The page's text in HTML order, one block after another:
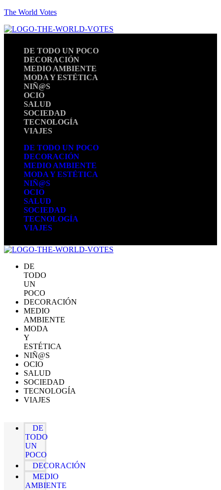
The World Votes
DE TODO UN POCO
DECORACIÓN
MEDIO AMBIENTE
MODA Y ESTÉTICA
NIÑ@S
OCIO
SALUD
SOCIEDAD
TECNOLOGÍA
VIAJES
DE TODO UN POCO
DECORACIÓN
MEDIO AMBIENTE
MODA Y ESTÉTICA
NIÑ@S
OCIO
SALUD
SOCIEDAD
TECNOLOGÍA
VIAJES
DE
TODO
UN
POCO
DECORACIÓN
MEDIO
AMBIENTE
MODA
Y
ESTÉTICA
NIÑ@S
OCIO
SALUD
SOCIEDAD
TECNOLOGÍA
VIAJES
DE
TODO
UN
POCO
DECORACIÓN
MEDIO
AMBIENTE